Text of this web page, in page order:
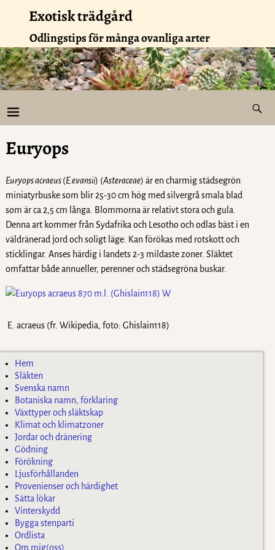
Exotisk trädgård
Odlingstips för många ovanliga arter
Euryops
Euryops acraeus(E.evansii) (Asteraceae) är en charmig städsegrön
miniatyrbuske som blir 25-30 cm hög med silvergrå smala blad
som är ca 2,5 cm långa. Blommorna är relativt stora och gula.
Denna art kommer från Sydafrika och Lesotho och odlas bäst i en
väldränerad jord och soligt läge. Kan förökas med rotskott och
sticklingar. Anses härdig i landets 2-3 mildaste zoner. Släktet
omfattar både annueller, perenner och städsegröna buskar.
E. acraeus (fr. Wikipedia, foto: Ghislain118)
Hem
Släkten
Svenska namn
Botaniska namn, förklaring
Växttyper och släktskap
Klimat och klimatzoner
Jordar och dränering
Gödning
Förökning
Ljusförhållanden
Provenienser och härdighet
Sätta lökar
Vinterskydd
Bygga stenparti
Ordlista
Om mig(oss)